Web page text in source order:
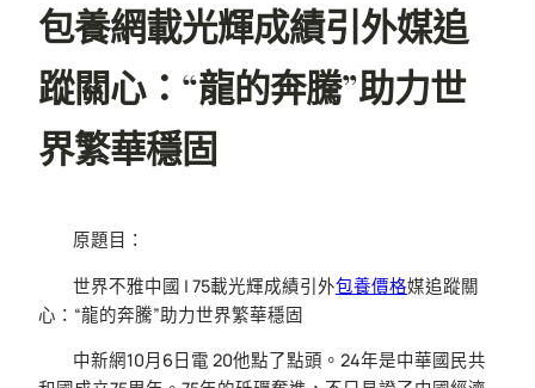
包養網載光輝成績引外媒追
蹤關心：“龍的奔騰”助力世
界繁華穩固
原題目：
世界不雅中國 | 75載光輝成績引外包養價格媒追蹤關
心：“龍的奔騰”助力世界繁華穩固
中新網10月6日電 20他點了點頭。24年是中華國民共